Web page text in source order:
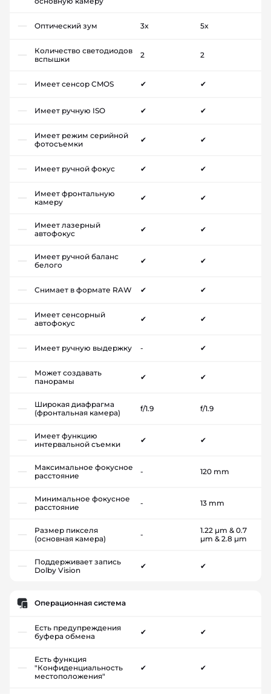
Оптический зум 3x 5x
Количество светодиодов
вспышки
2 2
Имеет сенсор CMOS ✔ ✔
Имеет ручную ISO ✔ ✔
Имеет режим серийной
фотосъемки
✔ ✔
Имеет ручной фокус ✔ ✔
Имеет фронтальную
камеру
✔ ✔
Имеет лазерный
автофокус
✔ ✔
Имеет ручной баланс
белого
✔ ✔
Снимает в формате RAW ✔ ✔
Имеет сенсорный
автофокус
✔ ✔
Имеет ручную выдержку - ✔
Может создавать
панорамы
✔ ✔
Широкая диафрагма
(фронтальная камера)
f/1.9 f/1.9
Имеет функцию
интервальной съемки
✔ ✔
Максимальное фокусное
расстояние
- 120 mm
Минимальное фокусное
расстояние
- 13 mm
Размер пикселя
(основная камера)
-
1.22 µm & 0.7
µm & 2.8 µm
Поддерживает запись
Dolby Vision
✔ ✔
Операционная система
Есть предупреждения
буфера обмена
✔ ✔
Есть функция
"Конфиденциальность
местоположения"
✔ ✔